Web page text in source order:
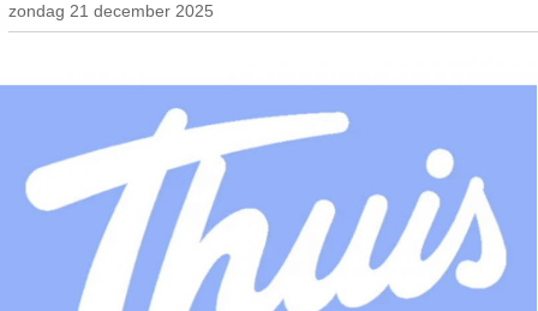
zondag 21 december 2025